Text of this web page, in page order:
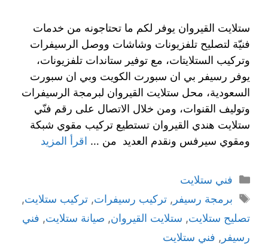
ستلايت القيروان يوفر لكم ما تحتاجونه من خدمات
فنيّة لتصليح تلفزيونات وشاشات ووصل الرسيفرات
وتركيب الستلايتات، مع توفير ستاندات تلفزيونات،
يوفر رسيفر بي ان سبورت الكويت وبي ان سبورت
السعودية، محل ستلايت القيروان لبرمجة الرسيفرات
وتوليف القنوات، ومن خلال الاتصال على رقم فنّي
ستلايت هندي القيروان تستطيع تركيب مقوي شبكة
ومقوي سيرفس ونقدم العديد من … اقرأ المزيد
التصنيفات
فني ستلايت
الوسوم
برمجة رسيفر , تركيب رسيفرات, تركيب ستلايت,
تصليح ستلايت, ستلايت القيروان, صيانة ستلايت, فني
رسيفر , فني ستلايت